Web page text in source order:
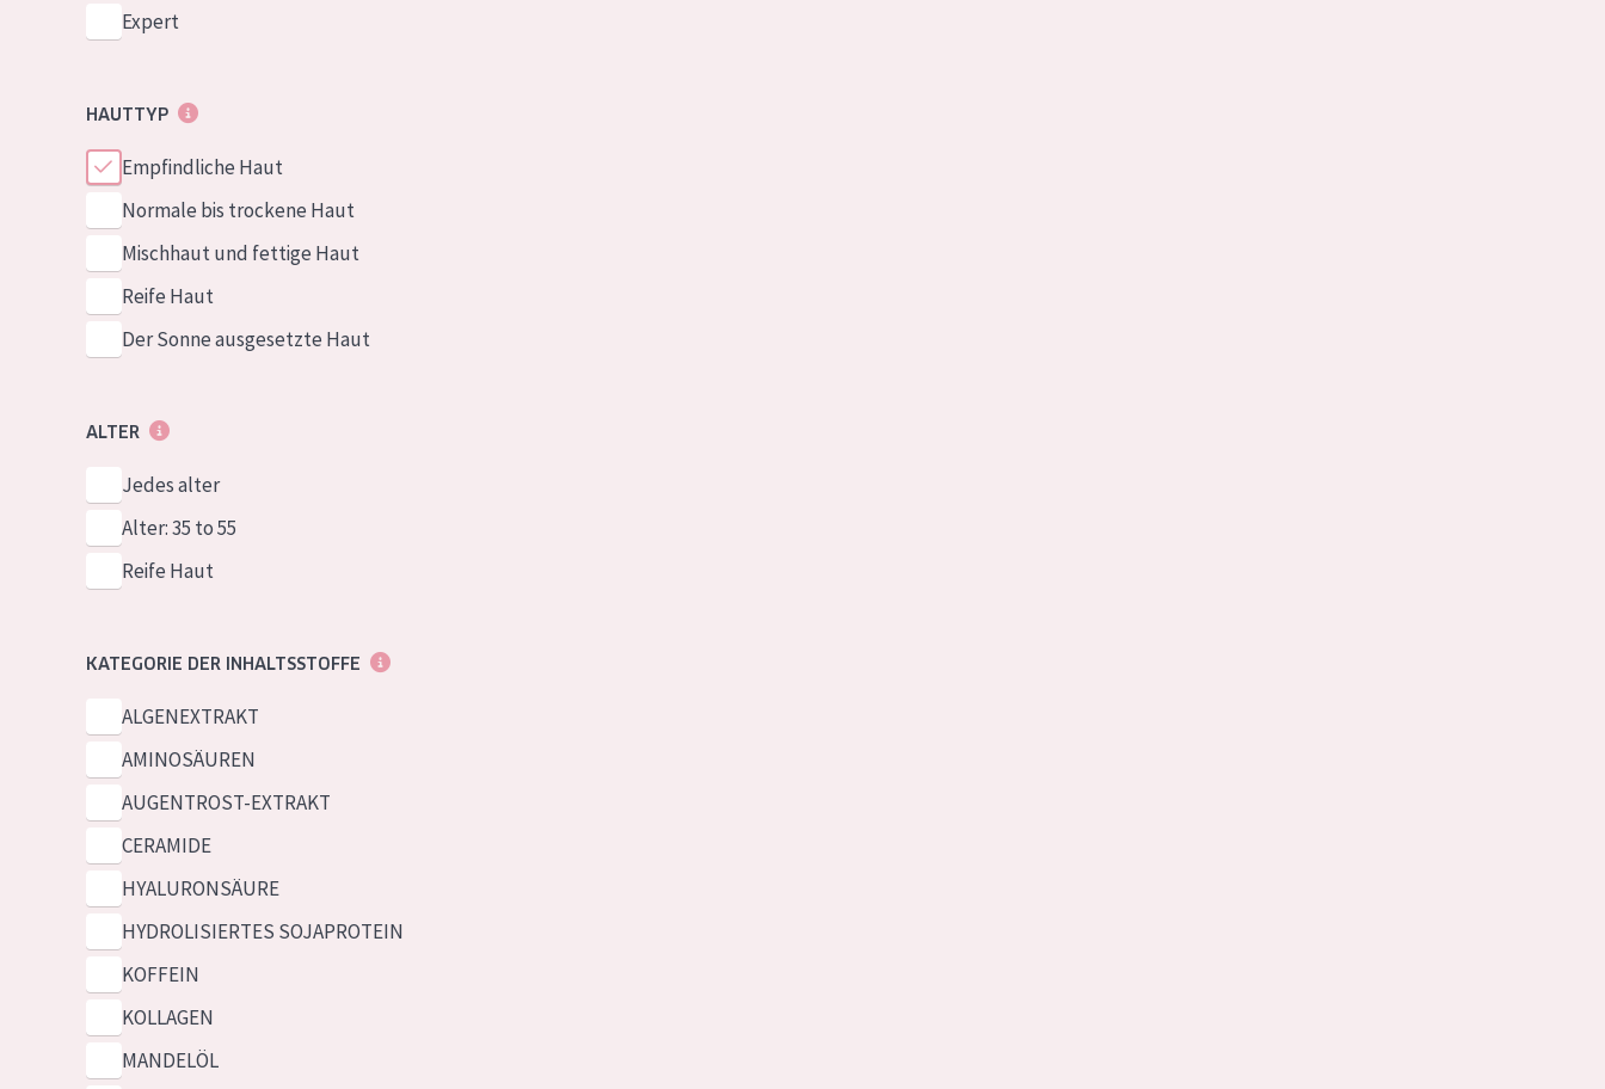
Expert
HAUTTYP
Empfindliche Haut
Normale bis trockene Haut
Mischhaut und fettige Haut
Reife Haut
Der Sonne ausgesetzte Haut
ALTER
Jedes alter
Alter: 35 to 55
Reife Haut
KATEGORIE DER INHALTSSTOFFE
ALGENEXTRAKT
AMINOSÄUREN
AUGENTROST-EXTRAKT
CERAMIDE
HYALURONSÄURE
HYDROLISIERTES SOJAPROTEIN
KOFFEIN
KOLLAGEN
MANDELÖL